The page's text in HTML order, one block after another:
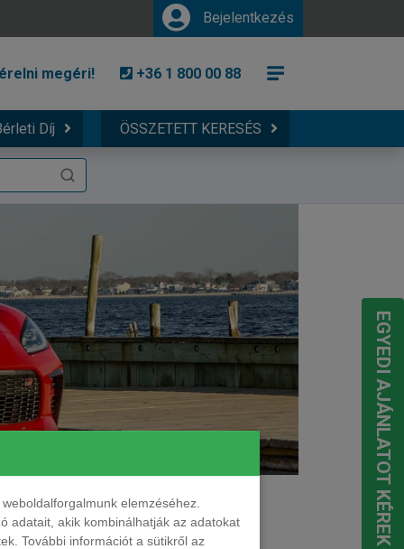
elemzéséhez.
adatait, akik kombinálhatják az adatokat
További információt a sütikről az
Bejelentkezés
megéri! +36 1 800 00 88
Díj ÖSSZETETT KERESÉS
száma EGYEDI AJÁNLATOT KÉREK